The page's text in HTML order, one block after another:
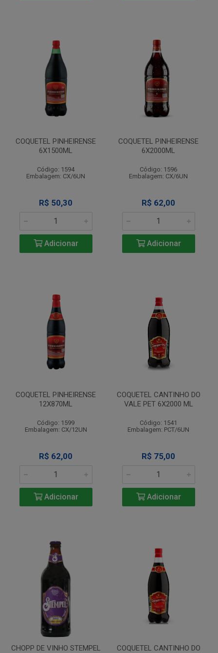
COQUETEL PINHEIRENSE
6X1500ML
Código: 1594
Embalagem: CX/6UN
R$ 50,30
Adicionar
COQUETEL PINHEIRENSE
6X2000ML
Código: 1596
Embalagem: CX/6UN
R$ 62,00
Adicionar
COQUETEL PINHEIRENSE
12X870ML
Código: 1599
Embalagem: CX/12UN
R$ 62,00
Adicionar
COQUETEL CANTINHO DO
VALE PET 6X2000 ML
Código: 1541
Embalagem: PCT/6UN
R$ 75,00
Adicionar
CHOPP DE VINHO STEMPEL COQUETEL CANTINHO DO